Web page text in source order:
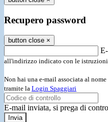
Recupero password
button close ×
all'indirizzo indicato con le istruzioni
Non hai una e-mail associata al
tramite la Login Spaggiari
E-mail inviata, si prega di